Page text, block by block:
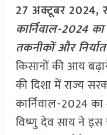
27 अक्टूबर 2024,
कार्निवाल-2024
तकनीकों और
किसानों की आय
की दिशा में राज्य
कार्निवाल-2024 का
विष्णु देव साय ने इस